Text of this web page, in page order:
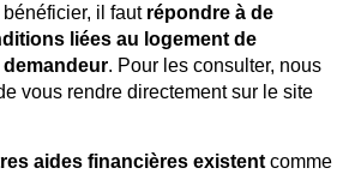
il faut répondre à de
liées au logement de
. Pour les consulter, nous
vous rendre directement sur le site
aides financières existent comme